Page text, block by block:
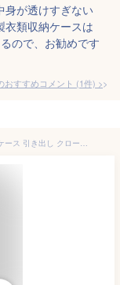
身が透けすぎない
衣類収納ケースは
ので、お勧めです
おすすめコメント (1件) >
アイリスオーヤマ(IRIS OHYAMA) チェストI 収納ケース 引き出し クローゼット 押し入れ 圧倒的高コスパ 幅26.3×奥行37×高さ17.4cm 衣装ケース チェスト 日本製 ホワイト/クリア SSS